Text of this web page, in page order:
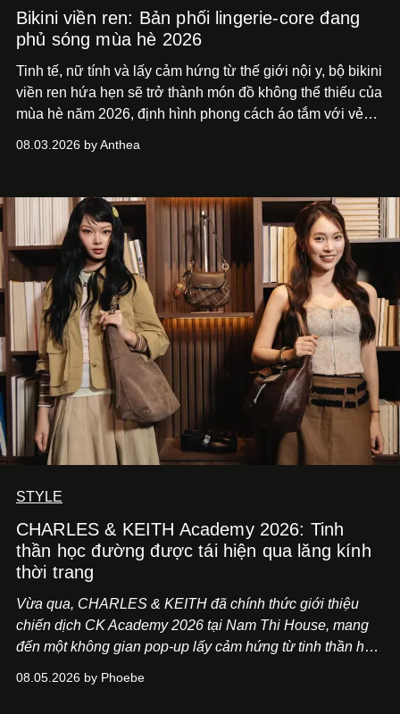
Bikini viền ren: Bản phối lingerie-core đang
phủ sóng mùa hè 2026
Tinh tế, nữ tính và lấy cảm hứng từ thế giới nội y, bộ bikini
viền ren hứa hẹn sẽ trở thành món đồ không thể thiếu của
mùa hè năm 2026, định hình phong cách áo tắm với vẻ
08.03.2026 by Anthea
STYLE
CHARLES & KEITH Academy 2026: Tinh
thần học đường được tái hiện qua lăng kính
thời trang
Vừa qua, CHARLES & KEITH đã chính thức giới thiệu
chiến dịch CK Academy 2026 tại Nam Thi House, mang
đến một không gian pop-up lấy cảm hứng từ tinh thần học
sống của thế hệ Gen Z giao thoa trong một trải nghiệm đa
08.05.2026 by Phoebe